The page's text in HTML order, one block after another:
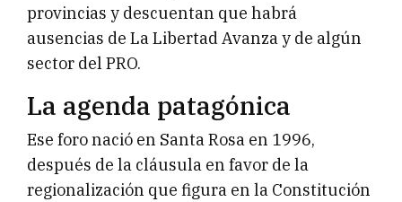
provincias y descuentan que habrá
ausencias de La Libertad Avanza y de algún
sector del PRO.
La agenda patagónica
Ese foro nació en Santa Rosa en 1996,
después de la cláusula en favor de la
regionalización que figura en la Constitución